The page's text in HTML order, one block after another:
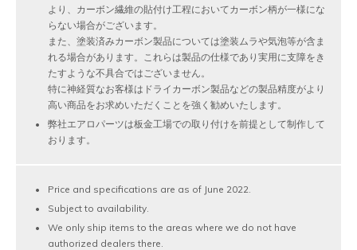
より、カーボン繊維の貼付け工程においてカーボン柄が一様にな
らない場合がございます。
また、塗装済みカーボン製品については塗装ムラや気泡等が含ま
れる場合があります。これらは製品の仕様であり実用に支障をき
たすような不具合ではございません。
特に神経質なお客様はドライカーボン製品などの製品精度がより
高い商品をお求めいただくことを強く勧めいたします。
弊社エアロパーツは板金工場での取り付けを前提として制作して
おります。
Price and specifications are as of June 2022.
Subject to availability.
We only ship items to the areas where we do not have
authorized dealers there.